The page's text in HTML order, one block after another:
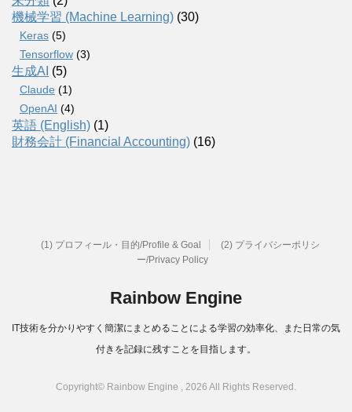
機械学習 (Machine Learning) (30)
Keras (5)
Tensorflow (3)
生成AI (5)
Claude (1)
OpenAI (4)
英語 (English) (1)
財務会計 (Financial Accounting) (16)
(1) プロフィール・目的/Profile & Goal
(2) プライバシーポリシ
ー/Privacy Policy
Rainbow Engine
IT技術を分かりやすく簡潔にまとめることによる学習の効率化、また日常の気
付きを記録に残すことを目指します。
Copyright© Rainbow Engine , 2026 All Rights Reserved.